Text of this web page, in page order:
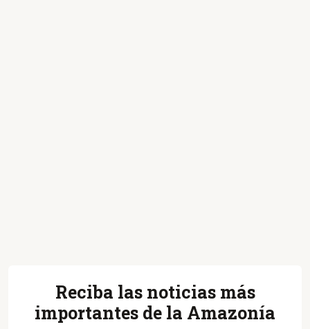
Reciba las noticias más
importantes de la Amazonía